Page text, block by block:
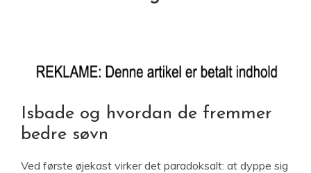
Isbade og hvordan de fremmer
bedre søvn
Ved første øjekast virker det paradoksalt: at dyppe sig